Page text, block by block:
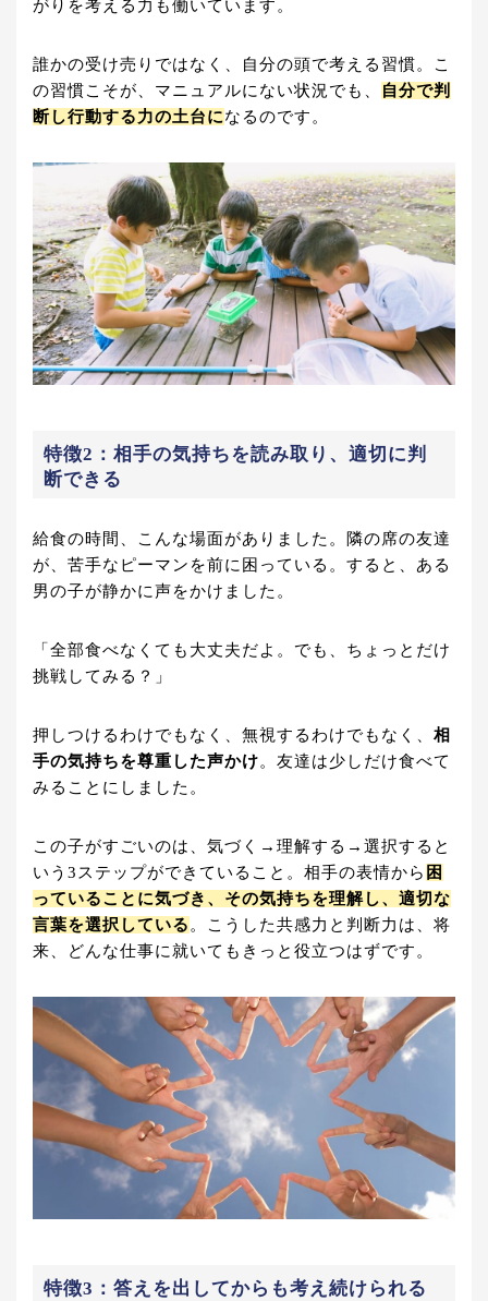
がりを考える力も働いています。
誰かの受け売りではなく、自分の頭で考える習慣。こ
の習慣こそが、マニュアルにない状況でも、
自分で判
断し行動する力の土台になるのです。
特徴2：相手の気持ちを読み取り、適切に判
断できる
給食の時間、こんな場面がありました。隣の席の友達
が、苦手なピーマンを前に困っている。すると、ある
男の子が静かに声をかけました。
「全部食べなくても大丈夫だよ。でも、ちょっとだけ
挑戦してみる？」
押しつけるわけでもなく、無視するわけでもなく、 相
手の気持ちを尊重した声かけ。友達は少しだけ食べて
みることにしました。
この子がすごいのは、気づく→理解する→選択すると
いう3ステップができていること。相手の表情から 困
っていることに気づき、その気持ちを理解し、適切な
言葉を選択している 。こうした共感力と判断力は、将
来、どんな仕事に就いてもきっと役立つはずです。
特徴3：答えを出してからも考え続けられる